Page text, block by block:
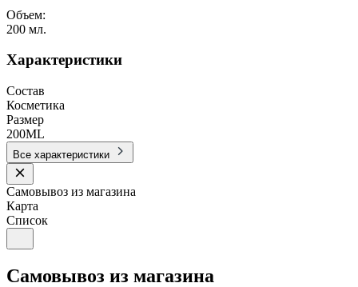
Объем:
200 мл.
Характеристики
Состав
Косметика
Размер
200ML
Все характеристики
Самовывоз из магазина
Карта
Список
Самовывоз из магазина